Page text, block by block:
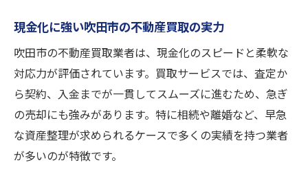
現金化に強い吹田市の不動産買取の実力
吹田市の不動産買取業者は、現金化のスピードと柔軟な
対応力が評価されています。買取サービスでは、査定か
ら契約、入金までが一貫してスムーズに進むため、急ぎ
の売却にも強みがあります。特に相続や離婚など、早急
な資産整理が求められるケースで多くの実績を持つ業者
が多いのが特徴です。